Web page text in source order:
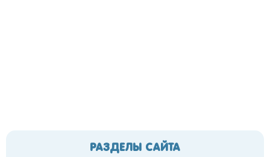
РАЗДЕЛЫ САЙТА